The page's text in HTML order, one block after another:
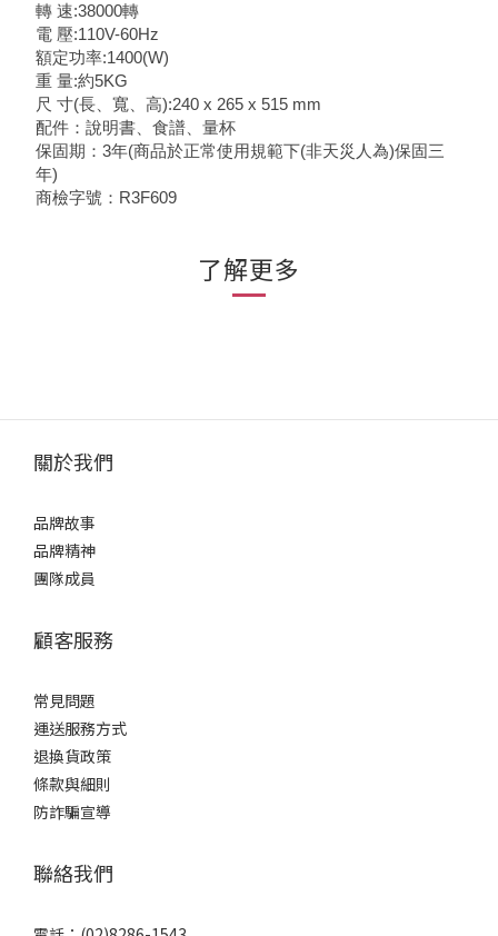
轉 速:38000轉
電 壓:110V-60Hz
額定功率:1400(W)
重 量:約5KG
尺 寸(長、寬、高):240 x 265 x 515 mm
配件：說明書、食譜、量杯
保固期：3年(商品於正常使用規範下(非天災人為)保固三
年)
商檢字號：R3F609
了解更多
關於我們
品牌故事
品牌精神
團隊成員
顧客服務
常見問題
運送服務方式
退換貨政策
條款與細則
防詐騙宣導
聯絡我們